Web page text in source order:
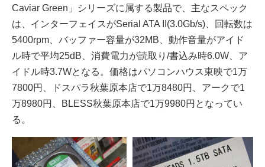
Caviar Green」シリーズに属する製品で、主なスペック
は、インターフェイスがSerial ATA II(3.0Gb/s)、回転数は
5400rpm、バッファー容量が32MB、動作音量がアイド
ル時で平均25dB、消費電力が読取り/書込み時6.0W、ア
イドル時3.7Wとなる。価格はパソコンハウス東映で1万
7800円、ドスパラ秋葉原本店で1万8480円、アークで1
万8980円、BLESS秋葉原本店で1万9980円となってい
る。